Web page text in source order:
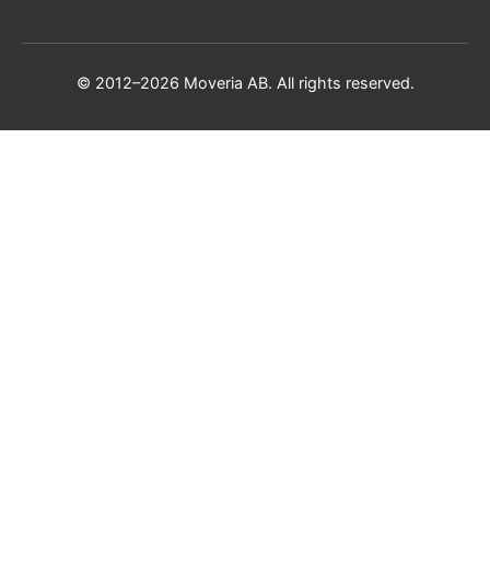
© 2012–2026 Moveria AB. All rights reserved.